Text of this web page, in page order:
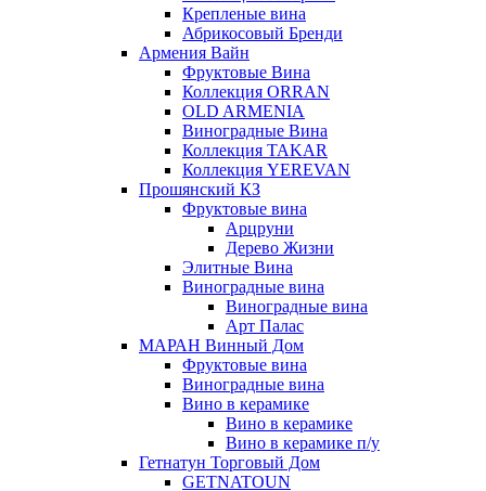
Крепленые вина
Абрикосовый Бренди
Армения Вайн
Фруктовые Вина
Коллекция ORRAN
OLD ARMENIA
Виноградные Вина
Коллекция TAKAR
Коллекция YEREVAN
Прошянский КЗ
Фруктовые вина
Арцруни
Дерево Жизни
Элитные Вина
Виноградные вина
Виноградные вина
Арт Палас
МАРАН Винный Дом
Фруктовые вина
Виноградные вина
Вино в керамике
Вино в керамике
Вино в керамике п/у
Гетнатун Торговый Дом
GETNATOUN